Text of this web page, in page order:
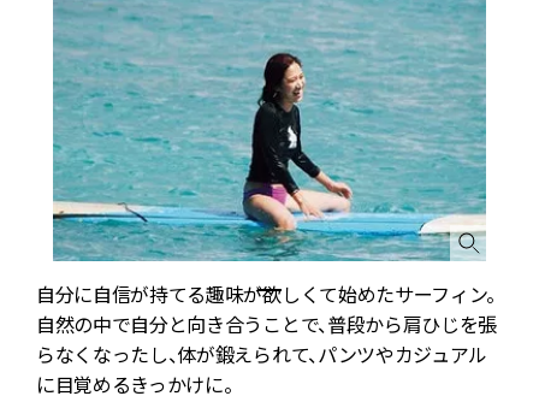
自分に自信が持てる趣味が欲しくて始めたサーフィン。
自然の中で自分と向き合うことで、普段から肩ひじを張
らなくなったし、体が鍛えられて、パンツやカジュアル
に目覚めるきっかけに。